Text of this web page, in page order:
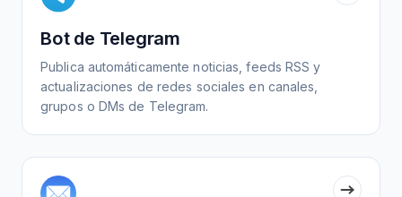
Bot de Telegram
Publica automáticamente noticias, feeds RSS y
actualizaciones de redes sociales en canales,
grupos o DMs de Telegram.